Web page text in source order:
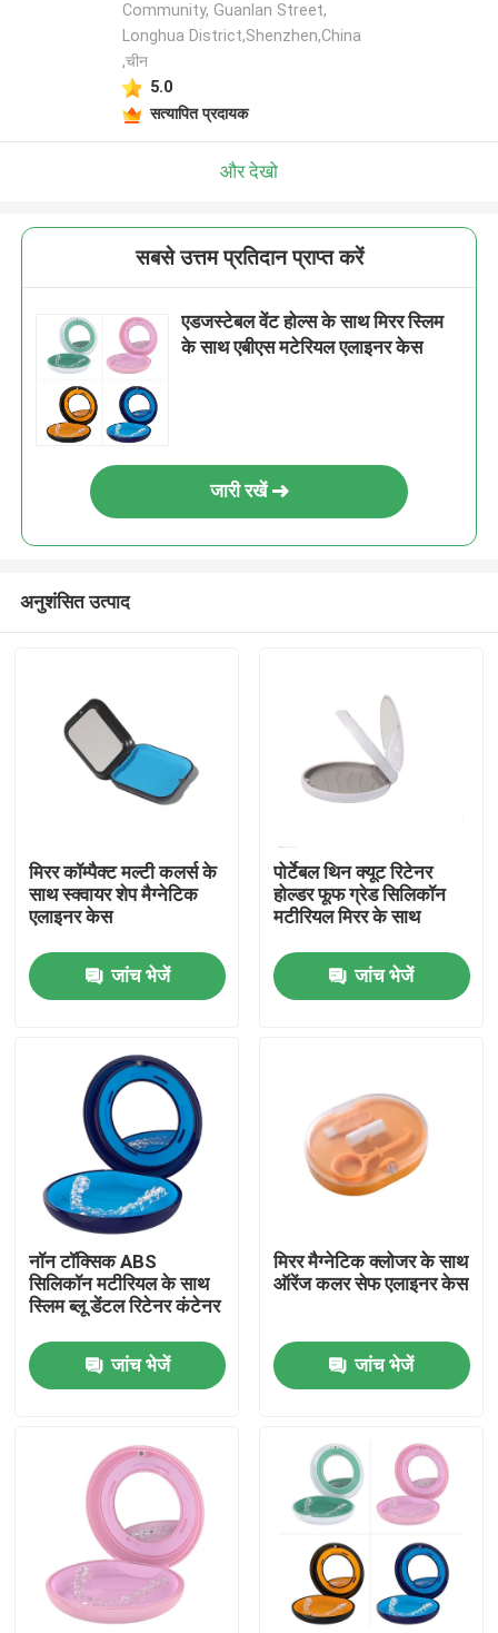
हमारे बारे में
कारखाना भ्रमण
गुणवत्ता नियंत्रण
संपर्क करें
डेंटल क्राउन बॉक्स
डेंटल रिटेनर बॉक्स
डेंटल डेंचर बॉक्स
Community, Guanlan Street,
Longhua District,Shenzhen,China
,चीन
5.0
सत्यापित प्रदायक
और देखो
सबसे उत्तम प्रतिदान प्राप्त करें
एडजस्टेबल वेंट होल्स के साथ मिरर स्लिम
के साथ एबीएस मटेरियल एलाइनर केस
जारी रखें
अनुशंसित उत्पाद
मिरर कॉम्पैक्ट मल्टी कलर्स के
साथ स्क्वायर शेप मैग्नेटिक
एलाइनर केस
जांच भेजें
पोर्टेबल थिन क्यूट रिटेनर
होल्डर फूफ ग्रेड सिलिकॉन
मटीरियल मिरर के साथ
जांच भेजें
नॉन टॉक्सिक ABS
सिलिकॉन मटीरियल के साथ
स्लिम ब्लू डेंटल रिटेनर कंटेनर
जांच भेजें
मिरर मैग्नेटिक क्लोजर के साथ
ऑरेंज कलर सेफ एलाइनर केस
जांच भेजें